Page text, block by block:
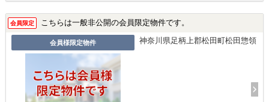
会員限定 こちらは一般非公開の会員限定物件です。
会員様限定物件 神奈川県足柄上郡松田町松田惣領